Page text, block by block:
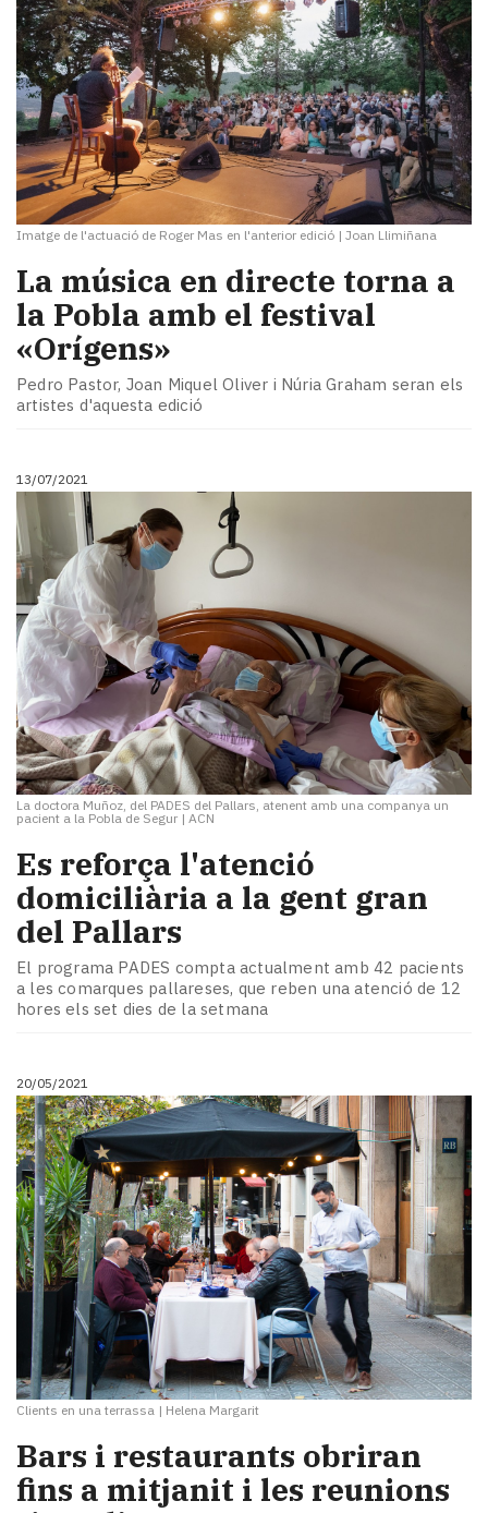
Imatge de l'actuació de Roger Mas en l'anterior edició | Joan Llimiñana
La música en directe torna a
la Pobla amb el festival
«Orígens»
Pedro Pastor, Joan Miquel Oliver i Núria Graham seran els
artistes d'aquesta edició
13/07/2021
La doctora Muñoz, del PADES del Pallars, atenent amb una companya un
pacient a la Pobla de Segur | ACN
Es reforça l'atenció
domiciliària a la gent gran
del Pallars
El programa PADES compta actualment amb 42 pacients
a les comarques pallareses, que reben una atenció de 12
hores els set dies de la setmana
20/05/2021
Clients en una terrassa | Helena Margarit
Bars i restaurants obriran
fins a mitjanit i les reunions